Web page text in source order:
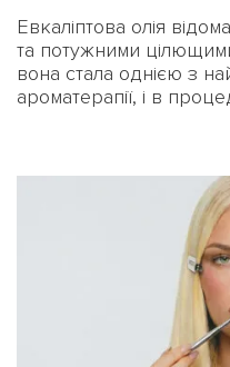
Евкаліптова олія
та потужними
вона стала однією з
ароматерапії, і в